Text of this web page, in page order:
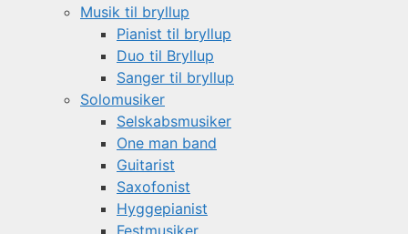
Musik til bryllup
Pianist til bryllup
Duo til Bryllup
Sanger til bryllup
Solomusiker
Selskabsmusiker
One man band
Guitarist
Saxofonist
Hyggepianist
Festmusiker